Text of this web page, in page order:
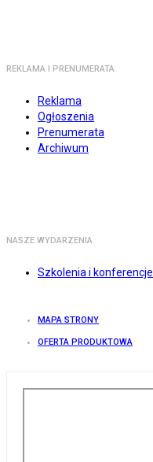
REKLAMA I PRENUMERATA
Reklama
Ogłoszenia
Prenumerata
Archiwum
NASZE WYDARZENIA
Szkolenia i konferencje
MAPA STRONY
OFERTA PRODUKTOWA